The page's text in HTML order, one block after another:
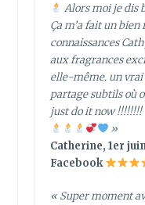
Alors moi je dis
Ça m’a fait un
connaissances
aux fragrances
elle-même. un
partage subtils où
just do it now !!!!!!!!
»
Catherine, 1er
Facebook
« Super moment